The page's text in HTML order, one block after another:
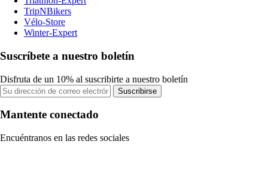
TripNBikers
Vélo-Store
Winter-Expert
Suscríbete a nuestro boletín
Disfruta de un 10% al suscribirte a nuestro boletín
Suscribirse
Mantente conectado
Encuéntranos en las redes sociales